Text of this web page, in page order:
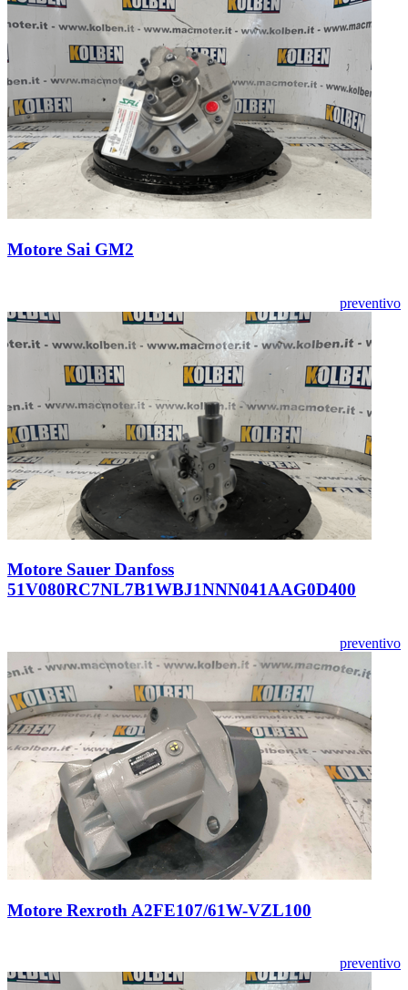
Motore Sai GM2
preventivo
Motore Sauer Danfoss
51V080RC7NL7B1WBJ1NNN041AAG0D400
preventivo
Motore Rexroth A2FE107/61W-VZL100
preventivo